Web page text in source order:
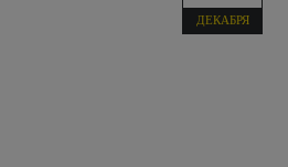
ДЕКАБРЯ